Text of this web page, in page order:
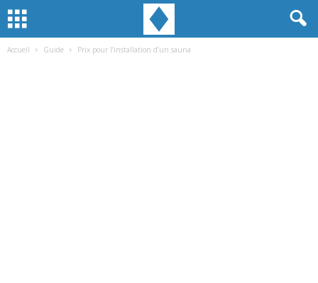
Accueil Guide Prix pour l’installation d’un sauna